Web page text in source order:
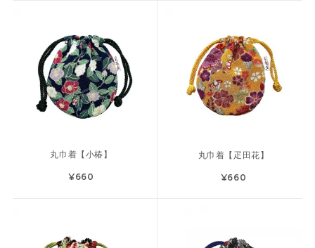
丸巾着【小椿】
¥660
丸巾着【疋田花】
¥660